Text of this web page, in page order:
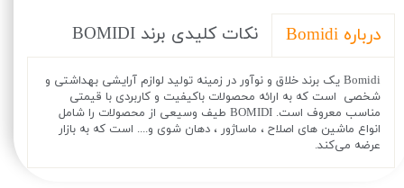
درباره Bomidi نکات کلیدی برند BOMIDI
Bomidi یک برند خلاق و نوآور در زمینه تولید لوازم آرایشی بهداشتی و
شخصی است که به ارائه محصولات باکیفیت و کاربردی با قیمتی
مناسب معروف است. BOMIDI طیف وسیعی از محصولات را شامل
انواع ماشین های اصلاح ، ماساژور ، دهان شوی و.... است که به بازار
عرضه می‌کند.